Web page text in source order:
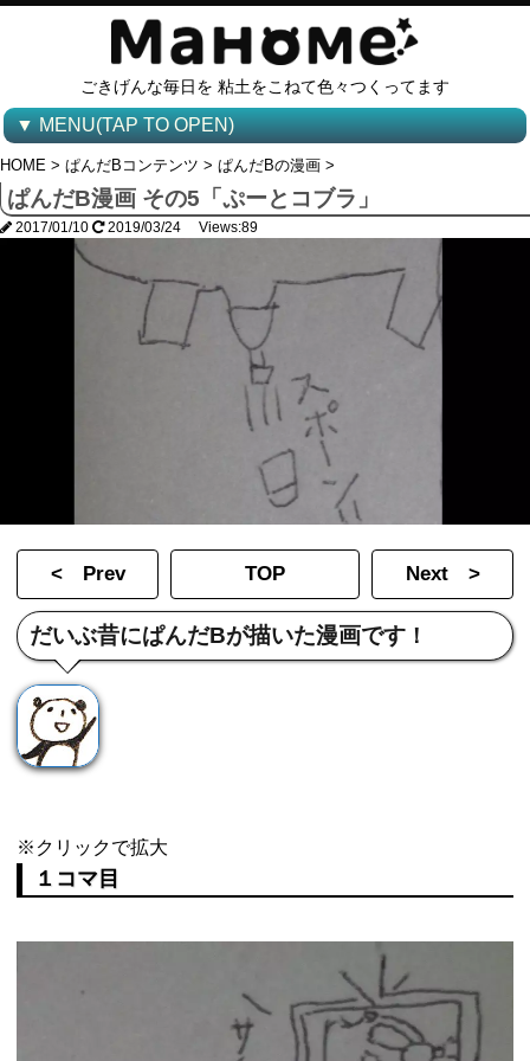
ごきげんな毎日を 粘土をこねて色々つくってます
▼ MENU(TAP TO OPEN)
HOME > ぱんだBコンテンツ > ぱんだBの漫画 >
ぱんだB漫画 その5「ぷーとコブラ」
2017/01/10 2019/03/24 Views:89
< Prev TOP Next >
だいぶ昔にぱんだBが描いた漫画です ！
※クリックで拡大
１コマ目